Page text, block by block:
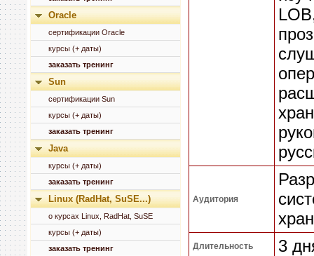
Oracle
сертификации Oracle
курсы (+ даты)
заказать тренинг
Sun
сертификации Sun
курсы (+ даты)
заказать тренинг
Java
курсы (+ даты)
заказать тренинг
Linux (RadHat, SuSE...)
о курсах Linux, RadHat, SuSE
курсы (+ даты)
заказать тренинг
Аудитория
Длительность 3